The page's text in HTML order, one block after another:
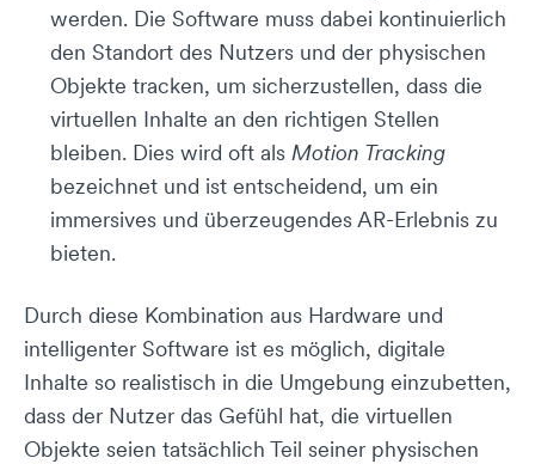
werden. Die Software muss dabei kontinuierlich
den Standort des Nutzers und der physischen
Objekte tracken, um sicherzustellen, dass die
virtuellen Inhalte an den richtigen Stellen
bleiben. Dies wird oft als Motion Tracking
bezeichnet und ist entscheidend, um ein
immersives und überzeugendes AR-Erlebnis zu
bieten.
Durch diese Kombination aus Hardware und
intelligenter Software ist es möglich, digitale
Inhalte so realistisch in die Umgebung einzubetten,
dass der Nutzer das Gefühl hat, die virtuellen
Objekte seien tatsächlich Teil seiner physischen